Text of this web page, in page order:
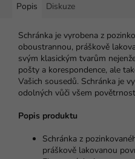
Popis Diskuze
Schránka je vyrobena z
oboustrannou, práškově
svým klasickým tvarům
pošty a korespondence, ale
Vašich sousedů. Schránka je
odolných vůči všem
Popis produktu
Schránka z
práškově lakovanou